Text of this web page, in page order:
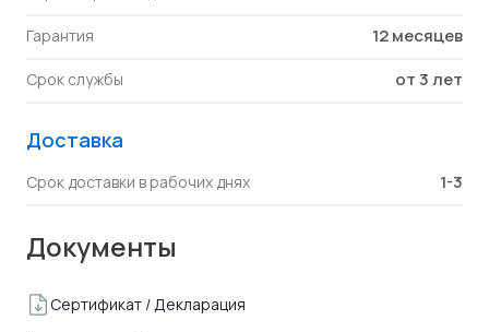
Гарантия 12 месяцев
Срок службы от 3 лет
Доставка
Срок доставки в рабочих днях 1-3
Документы
Сертификат / Декларация